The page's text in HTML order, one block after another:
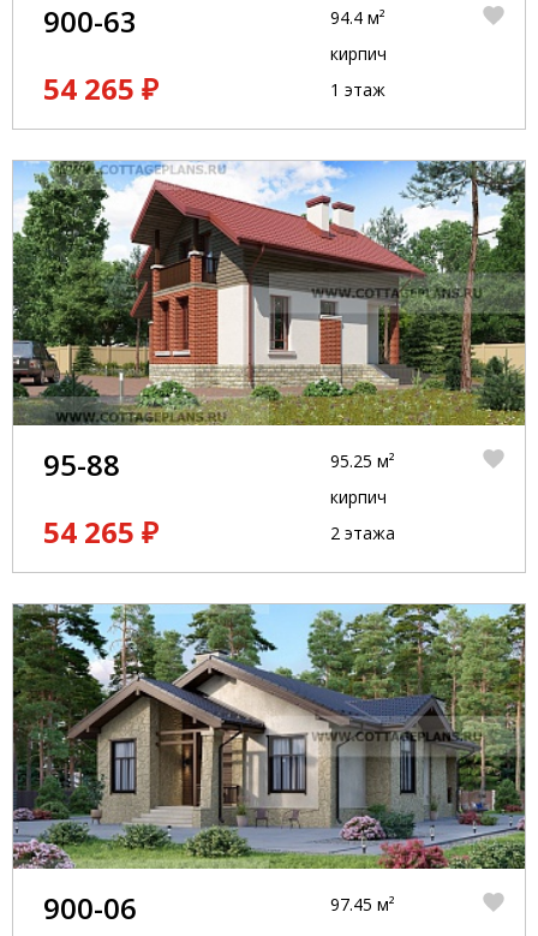
900-63
54 265 ₽
94.4 м²
кирпич
1 этаж
95-88
54 265 ₽
95.25 м²
кирпич
2 этажа
900-06
97.45 м²